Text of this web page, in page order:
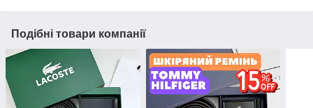
Подібні товари компанії